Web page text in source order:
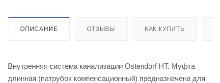
ОПИСАНИЕ ОТЗЫВЫ КАК КУПИТЬ
Внутренняя система канализации Ostendorf HT. Муфта
длинная (патрубок компенсационный) предназначена для